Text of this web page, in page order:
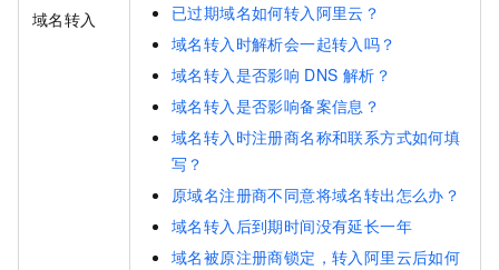
域名转入
已过期域名如何转入阿里云？
域名转入时解析会一起转入吗？
域名转入是否影响 DNS 解析？
域名转入是否影响备案信息？
域名转入时注册商名称和联系方式如何填
写？
原域名注册商不同意将域名转出怎么办？
域名转入后到期时间没有延长一年
域名被原注册商锁定，转入阿里云后如何